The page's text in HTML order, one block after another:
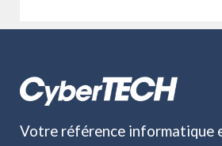
Votre référence informatique